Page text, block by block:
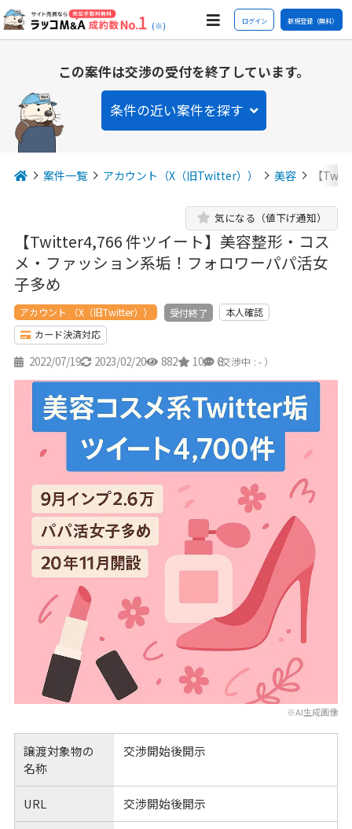
(※) ログイン 新規登録（無料）
この案件は交渉の受付を終了しています。
条件の近い案件を探す
案件一覧 アカウント（X（旧Twitter）） 美容 【
【Twitter4,766 件ツイート】美容整形・コス
メ・ファッション系垢！フォロワーパパ活女
子多め
気になる（値下げ通知）
アカウント （X（旧Twitter）） 受付終了
本人確認
カード決済対応
2022/07/19 2023/02/20 882 10 8
（交渉中 : - ）
※AI生成画像
譲渡対象物の
名称
交渉開始後開示
URL 交渉開始後開示